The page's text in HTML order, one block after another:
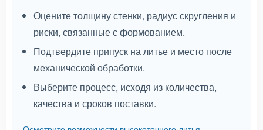
Оцените толщину стенки, радиус скругления и
риски, связанные с формованием.
Подтвердите припуск на литье и место после
механической обработки.
Выберите процесс, исходя из количества,
качества и сроков поставки.